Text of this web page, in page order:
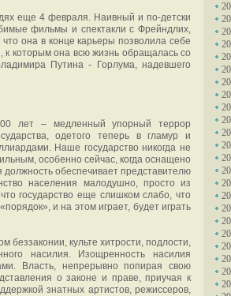
еще 4 февраля. Наивный и по-детски
фильмы и спектакли с Фрейндлих,
она в конце карьеры позволила себе
к которым она всю жизнь обращалась со
Путина - Горлума, надевшего
лет – медленный упорный террор
одетого теперь в гламур и
Наше государство никогда не
особенно сейчас, когда оснащено
обеспечивает представителю
населения малодушно, просто из
государство еще слишком слабо, что
и на этом играет, будет играть
беззаконии, культе хитрости, подлости,
насилия. Изощренность насилия
Власть, непрерывно попирая свою
о законе и праве, приучая к
знатных артистов, режиссеров,